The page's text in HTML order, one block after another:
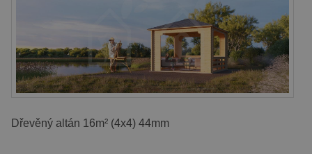
Dřevěný altán 16m² (4x4) 44mm